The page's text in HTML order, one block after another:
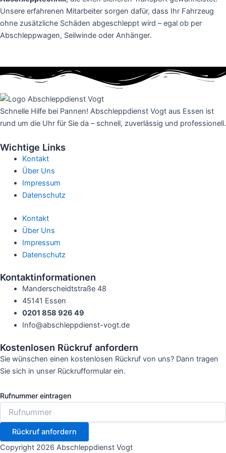
Unsere erfahrenen Mitarbeiter sorgen dafür, dass Ihr Fahrzeug
ohne zusätzliche Schäden abgeschleppt wird – egal ob per
Abschleppwagen, Seilwinde oder Anhänger.
Schnelle Hilfe bei Pannen! Abschleppdienst Vogt aus Essen ist
rund um die Uhr für Sie da – schnell, zuverlässig und professionell.
Wichtige Links
Kontakt
Über Uns
Impressum
Datenschutz
Kontakt
Über Uns
Impressum
Datenschutz
Kontaktinformationen
Manderscheidtstraße 48
45141 Essen
0201 858 926 49
Info@abschleppdienst-vogt.de
Kostenlosen Rückruf anfordern
Sie wünschen einen kostenlosen Rückruf von uns? Dann tragen
Sie sich in unser Rückrufformular ein.
Rufnummer eintragen
Rückruf anfordern
Copyright 2026 Abschleppdienst Vogt